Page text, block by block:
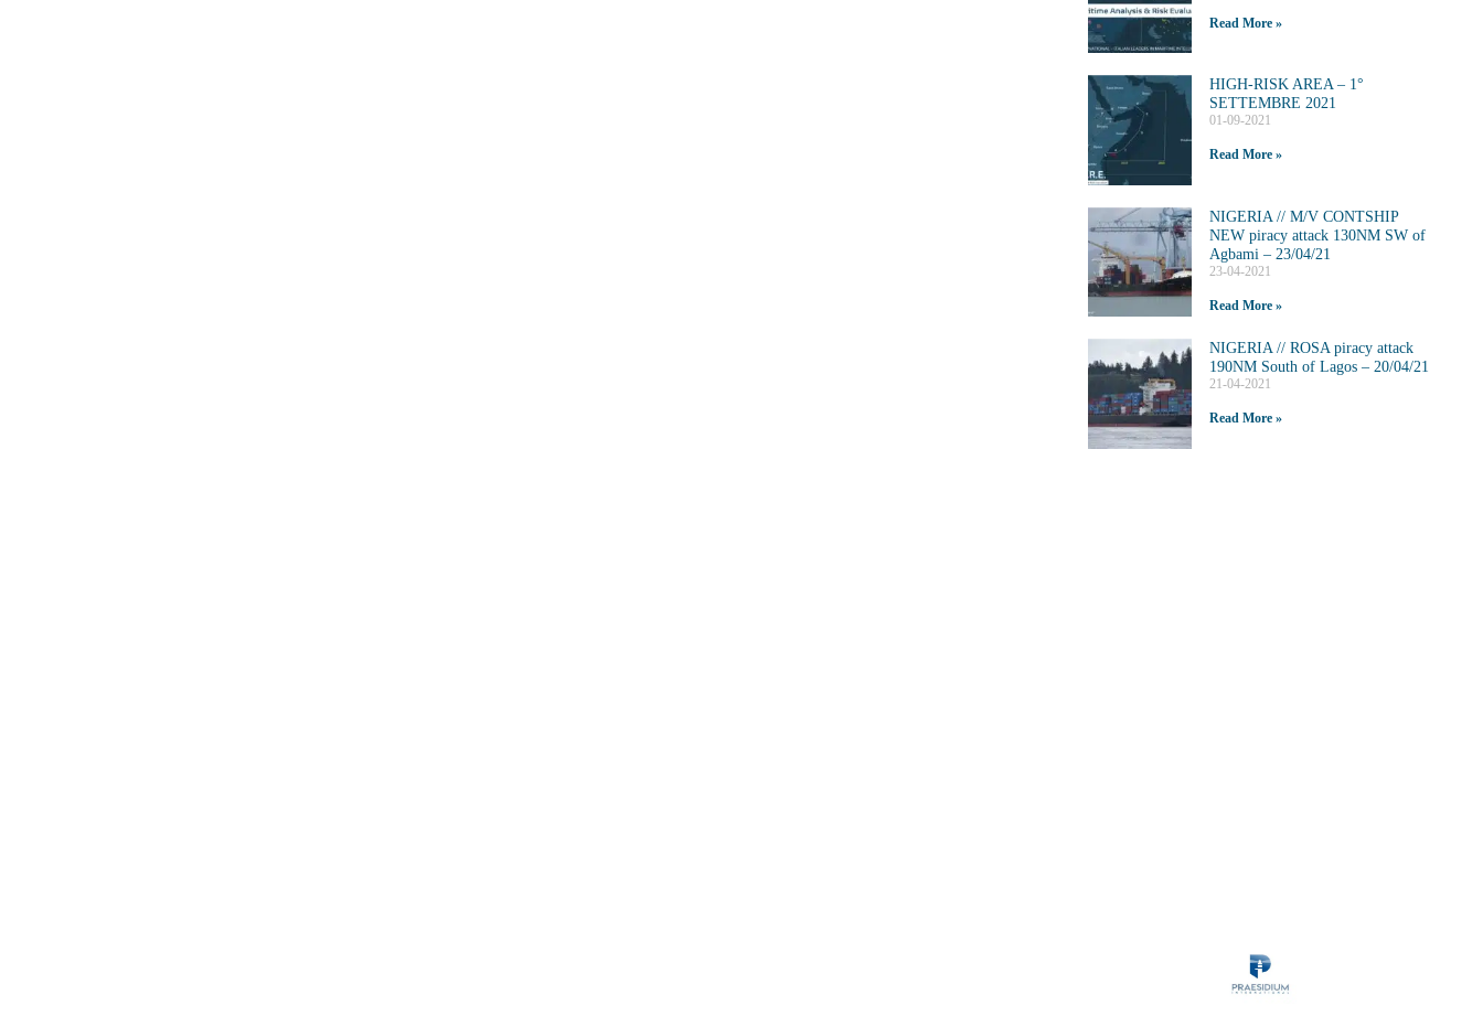
Read More »
HIGH-RISK AREA – 1°
SETTEMBRE 2021
01-09-2021
Read More »
NIGERIA // M/V CONTSHIP
NEW piracy attack 130NM SW of
Agbami – 23/04/21
23-04-2021
Read More »
NIGERIA // ROSA piracy attack
190NM South of Lagos – 20/04/21
21-04-2021
Read More »